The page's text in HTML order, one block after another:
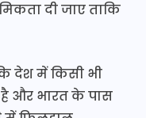
दी जाए ताकि
देश में किसी भी
है और भारत के पास